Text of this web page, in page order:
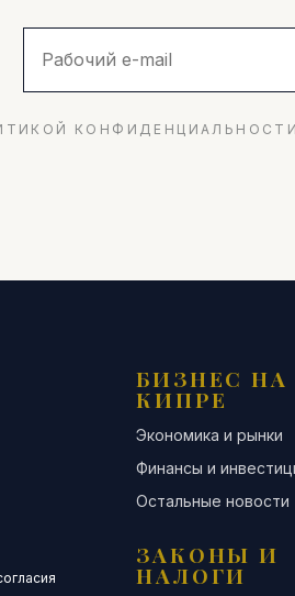
БИЗНЕС НА
КИПРЕ
Экономика и рынки
Финансы и
Остальные новости
ЗАКОНЫ И
НАЛОГИ